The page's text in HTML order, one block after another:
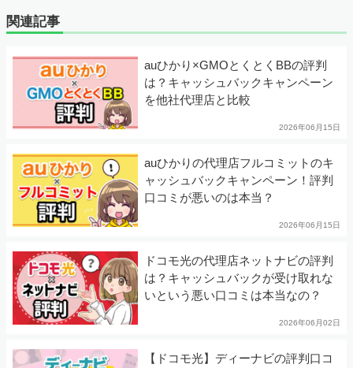
関連記事
auひかり×GMOとくとくBBの評判
は？キャッシュバックキャンペーン
を他社代理店と比較
2026年06月15日
auひかりの代理店フルコミットのキ
ャッシュバックキャンペーン！評判
口コミが悪いのは本当？
2026年06月15日
ドコモ光の代理店ネットナビの評判
は？キャッシュバックが受け取れな
いという悪い口コミは本当なの？
2026年06月02日
【ドコモ光】ディーナビの評判口コ